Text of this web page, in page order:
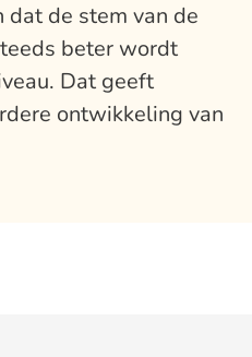
de stem van de
beter wordt
Dat geeft
ontwikkeling van